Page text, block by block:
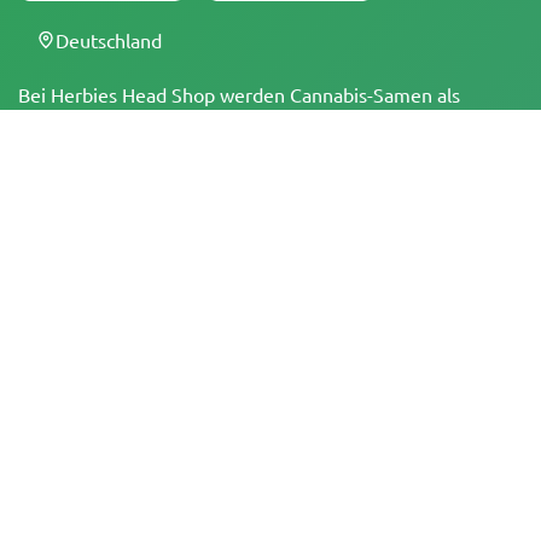
Bei Herbies Head Shop werden Cannabis-Samen als
Deutschland